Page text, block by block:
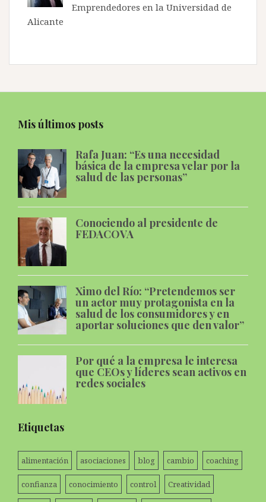
Emprendedores en la Universidad de
Alicante
Mis últimos posts
Rafa Juan: “Es una necesidad
básica de la empresa velar por la
salud de las personas”
Conociendo al presidente de
FEDACOVA
Ximo del Río: “Pretendemos ser
un actor muy protagonista en la
salud de los consumidores y en
aportar soluciones que den valor”
Por qué a la empresa le interesa
que CEOs y líderes sean activos en
redes sociales
Etiquetas
alimentación asociaciones blog cambio coaching
confianza conocimiento control Creatividad